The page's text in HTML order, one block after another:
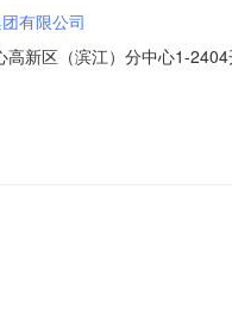
有限公司
新区（滨江）分中心1-
理费（元/个/月）100元/个/